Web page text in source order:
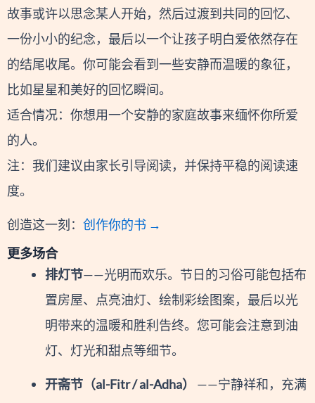
故事或许以思念某人开始，然后过渡到共同的回忆、
一份小小的纪念，最后以一个让孩子明白爱依然存在
的结尾收尾。你可能会看到一些安静而温暖的象征，
比如星星和美好的回忆瞬间。
适合情况：你想用一个安静的家庭故事来缅怀你所爱
的人。
注：我们建议由家长引导阅读，并保持平稳的阅读速
度。
创造这一刻： 创作你的书 →
更多场合
排灯节——光明而欢乐。节日的习俗可能包括布
置房屋、点亮油灯、绘制彩绘图案，最后以光
明带来的温暖和胜利告终。您可能会注意到油
灯、灯光和甜点等细节。
开斋节（al-Fitr / al-Adha）
——宁静祥和，充满